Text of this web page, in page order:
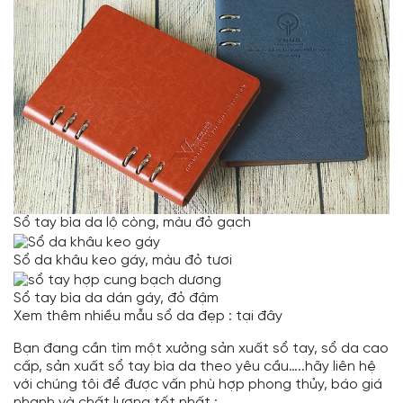
Sổ tay bìa da lộ còng, màu đỏ gạch
Sổ da khâu keo gáy, màu đỏ tươi
Sổ tay bìa da dán gáy, đỏ đậm
Xem thêm nhiều mẫu sổ da đẹp : tại đây
Bạn đang cần tìm một xưởng sản xuất sổ tay, sổ da cao
cấp, sản xuất sổ tay bìa da theo yêu cầu…..hãy liên hệ
với chúng tôi để được vấn phù hợp phong thủy, báo giá